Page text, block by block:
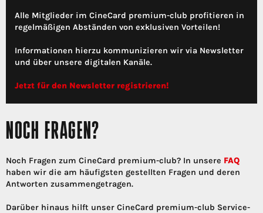
Alle Mitglieder im CineCard premium-club profitieren in
regelmäßigen Abständen von exklusiven Vorteilen!
Informationen hierzu kommunizieren wir via Newsletter
und über unsere digitalen Kanäle.
Jetzt für den Newsletter registrieren!
NOCH FRAGEN?
Noch Fragen zum CineCard premium-club? In unsere FAQ
haben wir die am häufigsten gestellten Fragen und deren
Antworten zusammengetragen.
Darüber hinaus hilft unser CineCard premium-club Service-